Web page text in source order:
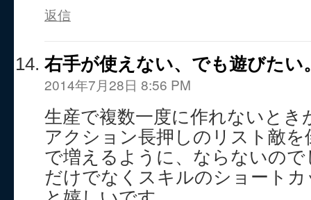
返信
右手が使えない、でも遊びたい
2014年7月28日 8:56 PM
生産で複数一度に作れないとき
アクション長押しのリスト敵
で増えるように、ならないの
だけでなくスキルのショート